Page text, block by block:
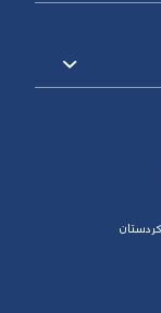
کردستان